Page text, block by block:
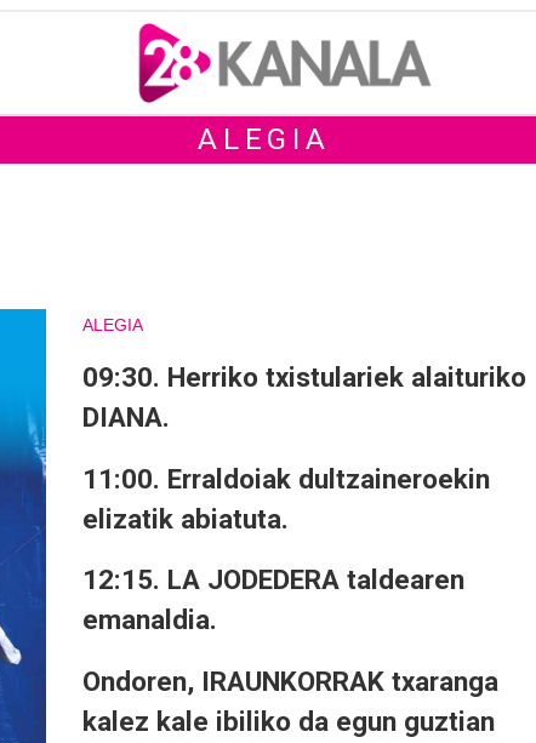
ALEGIA
ALEGIA
09:30. Herriko txistulariek alaituriko
DIANA.
11:00. Erraldoiak dultzaineroekin
elizatik abiatuta.
12:15. LA JODEDERA taldearen
emanaldia.
Ondoren, IRAUNKORRAK txaranga
kalez kale ibiliko da egun guztian